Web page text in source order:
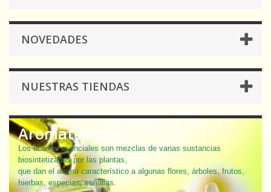
NOVEDADES
NUESTRAS TIENDAS
Aromaterápia
Los aceites esenciales son mezclas de varias sustancias
biosintetizadas por las plantas,
que dan el aroma característico a algunas flores, árboles, frutos,
hierbas, especias, semillas.